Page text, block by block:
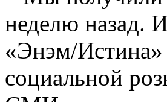
неделю назад.
«Энэм/Истина»
социальной